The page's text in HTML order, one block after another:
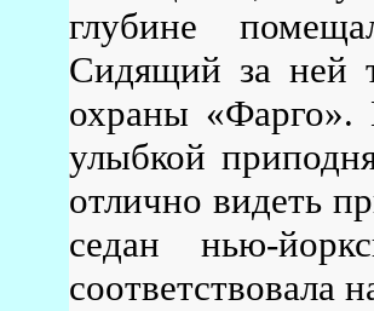
глубине
Сидящий за ней
охраны
улыбкой
отлично видеть
седан нью-
соответствовала